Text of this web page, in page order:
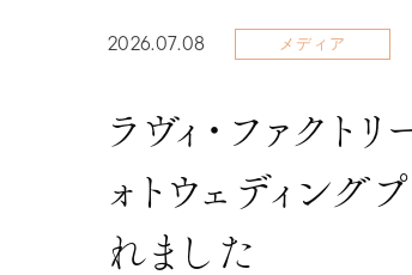
2026.07.08 メディア
ラヴィ・ファク
ォトウェディン
れました